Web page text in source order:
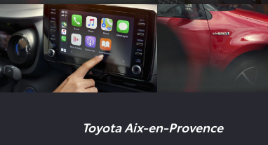
Toyota Aix-en-Provence